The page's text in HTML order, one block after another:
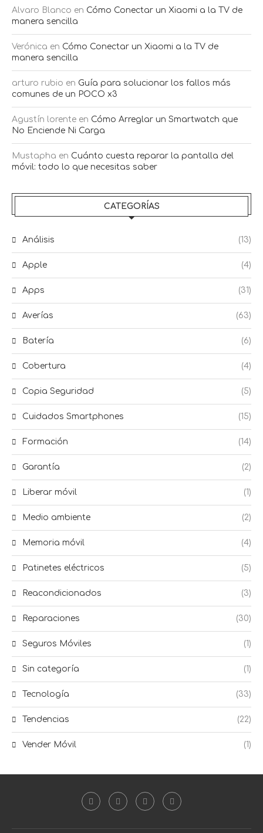
Alvaro Blanco en Cómo Conectar un Xiaomi a la TV de
manera sencilla
Verónica en Cómo Conectar un Xiaomi a la TV de
manera sencilla
arturo rubio en Guía para solucionar los fallos más
comunes de un POCO x3
Agustín lorente en Cómo Arreglar un Smartwatch que
No Enciende Ni Carga
Mustapha en Cuánto cuesta reparar la pantalla del
móvil: todo lo que necesitas saber
CATEGORÍAS
Análisis (13)
Apple (4)
Apps (31)
Averías (63)
Batería (6)
Cobertura (4)
Copia Seguridad (5)
Cuidados Smartphones (15)
Formación (14)
Garantía (2)
Liberar móvil (1)
Medio ambiente (2)
Memoria móvil (4)
Patinetes eléctricos (5)
Reacondicionados (3)
Reparaciones (30)
Seguros Móviles (1)
Sin categoría (1)
Tecnología (33)
Tendencias (22)
Vender Móvil (1)